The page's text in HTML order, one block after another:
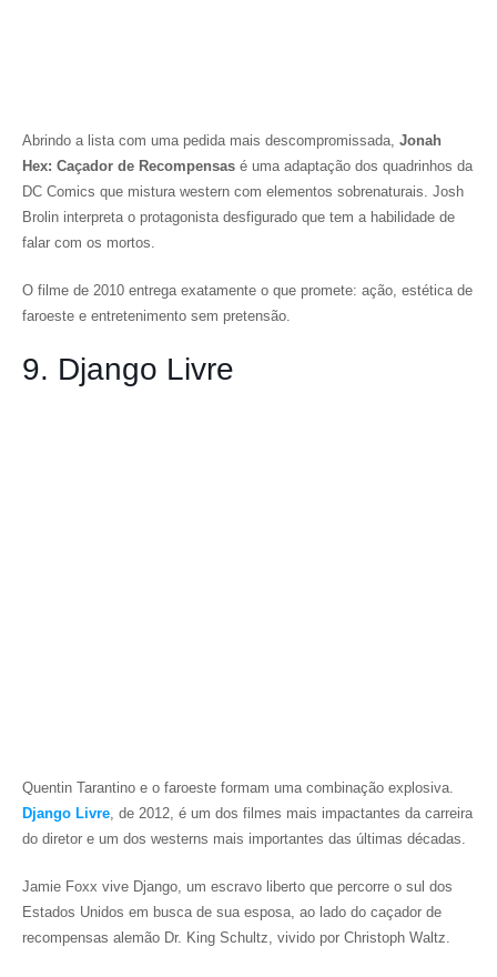
Abrindo a lista com uma pedida mais descompromissada, Jonah
Hex: Caçador de Recompensas é uma adaptação dos quadrinhos da
DC Comics que mistura western com elementos sobrenaturais. Josh
Brolin interpreta o protagonista desfigurado que tem a habilidade de
falar com os mortos.
O filme de 2010 entrega exatamente o que promete: ação, estética de
faroeste e entretenimento sem pretensão.
9. Django Livre
Quentin Tarantino e o faroeste formam uma combinação explosiva.
Django Livre, de 2012, é um dos filmes mais impactantes da carreira
do diretor e um dos westerns mais importantes das últimas décadas.
Jamie Foxx vive Django, um escravo liberto que percorre o sul dos
Estados Unidos em busca de sua esposa, ao lado do caçador de
recompensas alemão Dr. King Schultz, vivido por Christoph Waltz.